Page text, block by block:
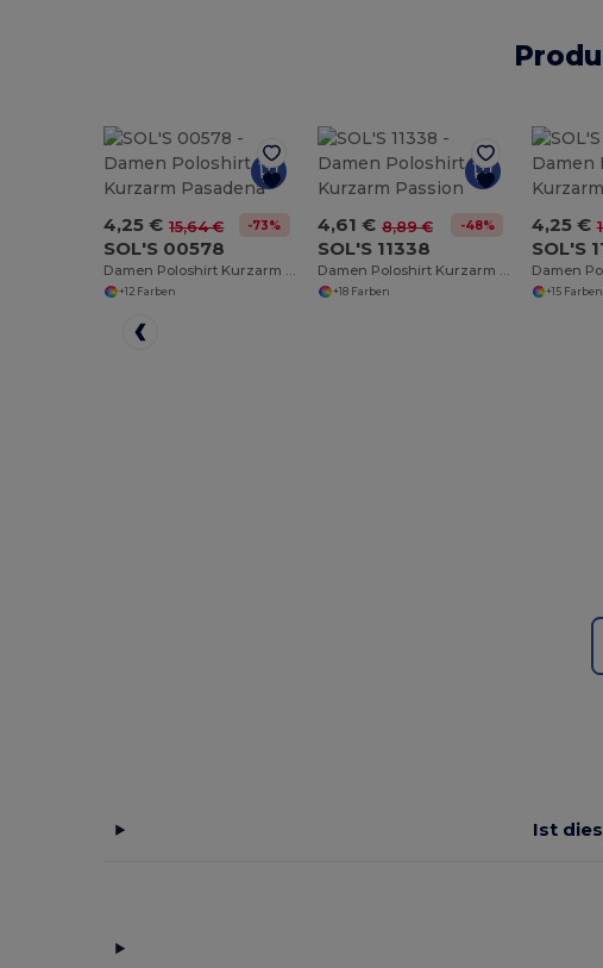
4,25 € 15,64 € -73%
SOL'S 00578
Damen Poloshirt Kurzarm Pasadena
+12 Farben
4,61 € 8,89 € -48%
SOL'S 11338
Damen Poloshirt Kurzarm Passion
+18 Farben
4,25 €
SOL'S
+15 Farben
Ist